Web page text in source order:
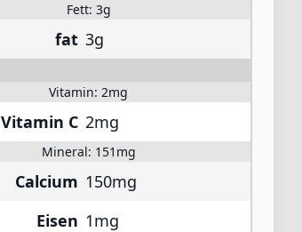
Fett: 3g
fat 3g
Vitamin: 2mg
Vitamin C 2mg
Mineral: 151mg
Calcium 150mg
Eisen 1mg